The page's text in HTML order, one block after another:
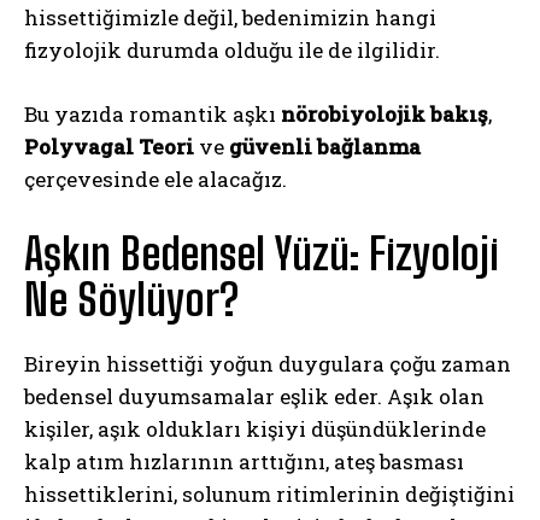
hissettiğimizle değil, bedenimizin hangi
fizyolojik durumda olduğu ile de ilgilidir.
Bu yazıda romantik aşkı nörobiyolojik bakış,
Polyvagal Teori ve güvenli bağlanma
çerçevesinde ele alacağız.
Aşkın Bedensel Yüzü: Fizyoloji
Ne Söylüyor?
Bireyin hissettiği yoğun duygulara çoğu zaman
bedensel duyumsamalar eşlik eder. Aşık olan
kişiler, aşık oldukları kişiyi düşündüklerinde
kalp atım hızlarının arttığını, ateş basması
hissettiklerini, solunum ritimlerinin değiştiğini